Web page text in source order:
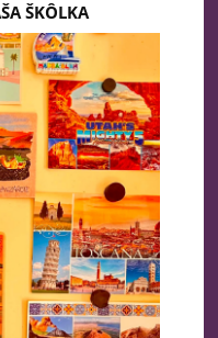
ŠKÔLKA